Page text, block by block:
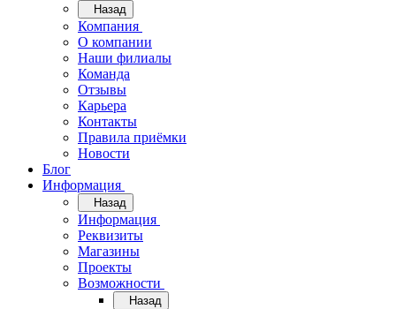
Назад
Компания
О компании
Наши филиалы
Команда
Отзывы
Карьера
Контакты
Правила приёмки
Новости
Блог
Информация
Назад
Информация
Реквизиты
Магазины
Проекты
Возможности
Назад